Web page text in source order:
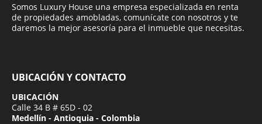
Somos Luxury House una empresa especializada en renta
de propiedades amobladas, comunícate con nosotros y te
daremos la mejor asesoría para el inmueble que necesitas.
UBICACIÓN Y CONTACTO
UBICACIÓN
Calle 34 B # 65D - 02
Medellín - Antioquia - Colombia